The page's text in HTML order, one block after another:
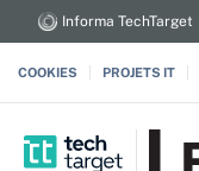
Informa TechTarget
COOKIES PROJETS IT